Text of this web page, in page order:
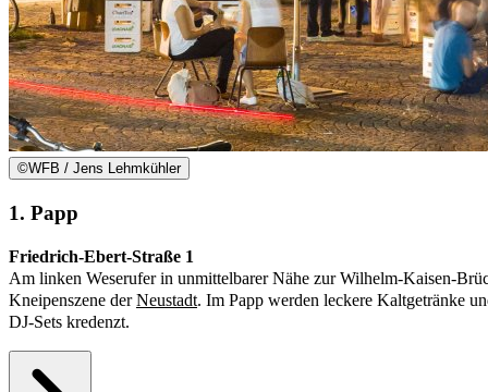
©WFB / Jens Lehmkühler
1. Papp
Friedrich-Ebert-Straße 1
Am linken Weserufer in unmittelbarer Nähe zur Wilhelm-Kaisen-
Kneipenszene derNeustadt. Im Papp werden leckere Kaltgetränke
DJ-Sets kredenzt.